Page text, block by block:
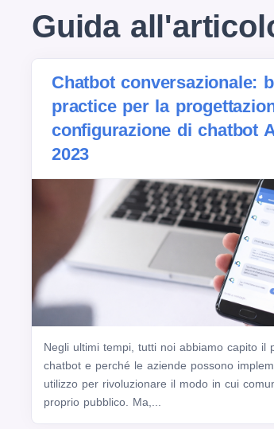
Guida
Chatbot conversazionale:
practice per la
configurazione di chatbot
2023
Negli ultimi tempi, tutti noi abbiamo capito il
chatbot e perché le aziende possono
utilizzo per rivoluzionare il modo in cui
proprio pubblico. Ma,...